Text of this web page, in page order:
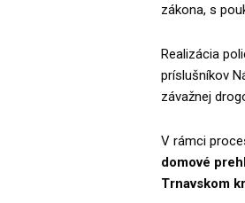
zákona, s
Realizácia
príslušníkov
závažnej
V rámci
domové
Trnavskom